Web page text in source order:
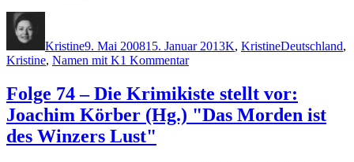
Kristine9. Mai 200815. Januar 2013K, KristineDeutschland,
Kristine, Namen mit K1 Kommentarzu
84
–
Die
Folge 74 – Die Krimikiste stellt vor:
Joachim Körber (Hg.) "Das Morden ist
des Winzers Lust"